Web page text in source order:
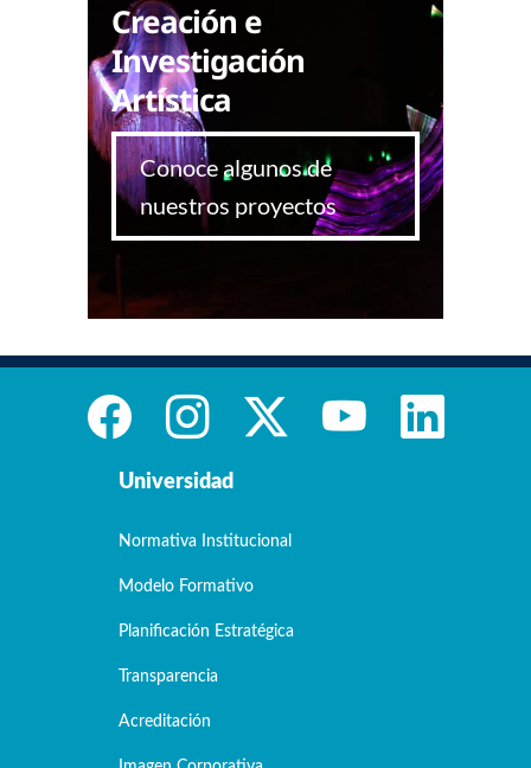
Creación e
Investigación
Artística
Conoce algunos de
nuestros proyectos